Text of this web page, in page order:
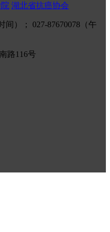
湖北省抗癌协会
间）； 027-87670078（午
路116号